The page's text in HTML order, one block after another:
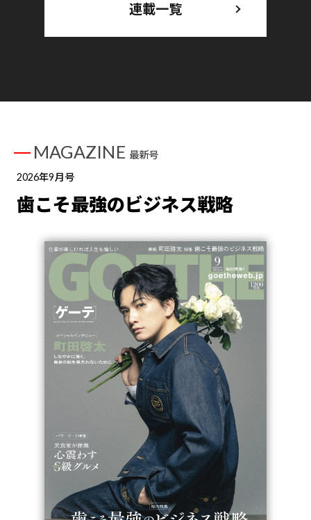
連載一覧
MAGAZINE 最新号
2026年9月号
歯こそ最強のビジネス戦略